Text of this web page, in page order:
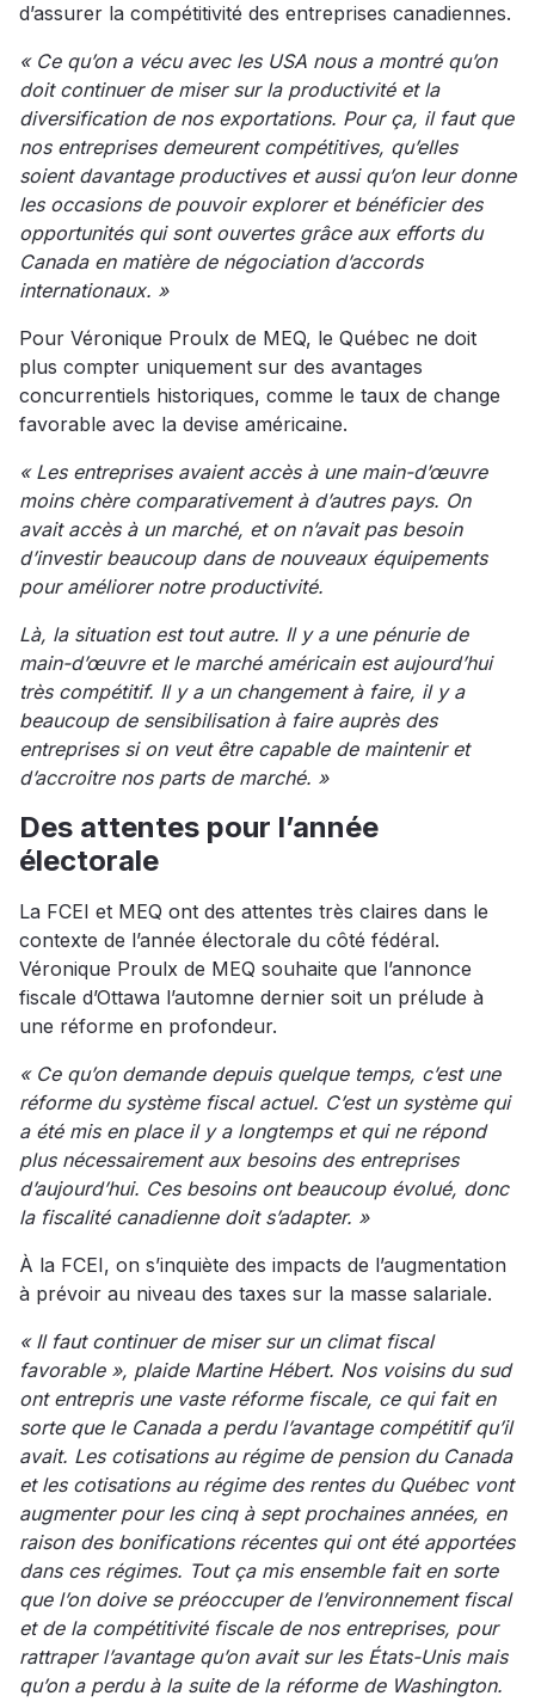
d’assurer la compétitivité des entreprises canadiennes.
« Ce qu’on a vécu avec les USA nous a montré qu’on
doit continuer de miser sur la productivité et la
diversification de nos exportations. Pour ça, il faut que
nos entreprises demeurent compétitives, qu’elles
soient davantage productives et aussi qu’on leur donne
les occasions de pouvoir explorer et bénéficier des
opportunités qui sont ouvertes grâce aux efforts du
Canada en matière de négociation d’accords
internationaux. »
Pour Véronique Proulx de MEQ, le Québec ne doit
plus compter uniquement sur des avantages
concurrentiels historiques, comme le taux de change
favorable avec la devise américaine.
« Les entreprises avaient accès à une main-d’œuvre
moins chère comparativement à d’autres pays. On
avait accès à un marché, et on n’avait pas besoin
d’investir beaucoup dans de nouveaux équipements
pour améliorer notre productivité.
Là, la situation est tout autre. Il y a une pénurie de
main-d’œuvre et le marché américain est aujourd’hui
très compétitif. Il y a un changement à faire, il y a
beaucoup de sensibilisation à faire auprès des
entreprises si on veut être capable de maintenir et
d’accroitre nos parts de marché. »
Des attentes pour l’année
électorale
La FCEI et MEQ ont des attentes très claires dans le
contexte de l’année électorale du côté fédéral.
Véronique Proulx de MEQ souhaite que l’annonce
fiscale d’Ottawa l’automne dernier soit un prélude à
une réforme en profondeur.
« Ce qu’on demande depuis quelque temps, c’est une
réforme du système fiscal actuel. C’est un système qui
a été mis en place il y a longtemps et qui ne répond
plus nécessairement aux besoins des entreprises
d’aujourd’hui. Ces besoins ont beaucoup évolué, donc
la fiscalité canadienne doit s’adapter. »
À la FCEI, on s’inquiète des impacts de l’augmentation
à prévoir au niveau des taxes sur la masse salariale.
« Il faut continuer de miser sur un climat fiscal
favorable », plaide Martine Hébert. Nos voisins du sud
ont entrepris une vaste réforme fiscale, ce qui fait en
sorte que le Canada a perdu l’avantage compétitif qu’il
avait. Les cotisations au régime de pension du Canada
et les cotisations au régime des rentes du Québec vont
augmenter pour les cinq à sept prochaines années, en
raison des bonifications récentes qui ont été apportées
dans ces régimes. Tout ça mis ensemble fait en sorte
que l’on doive se préoccuper de l’environnement fiscal
et de la compétitivité fiscale de nos entreprises, pour
rattraper l’avantage qu’on avait sur les États-Unis mais
qu’on a perdu à la suite de la réforme de Washington.